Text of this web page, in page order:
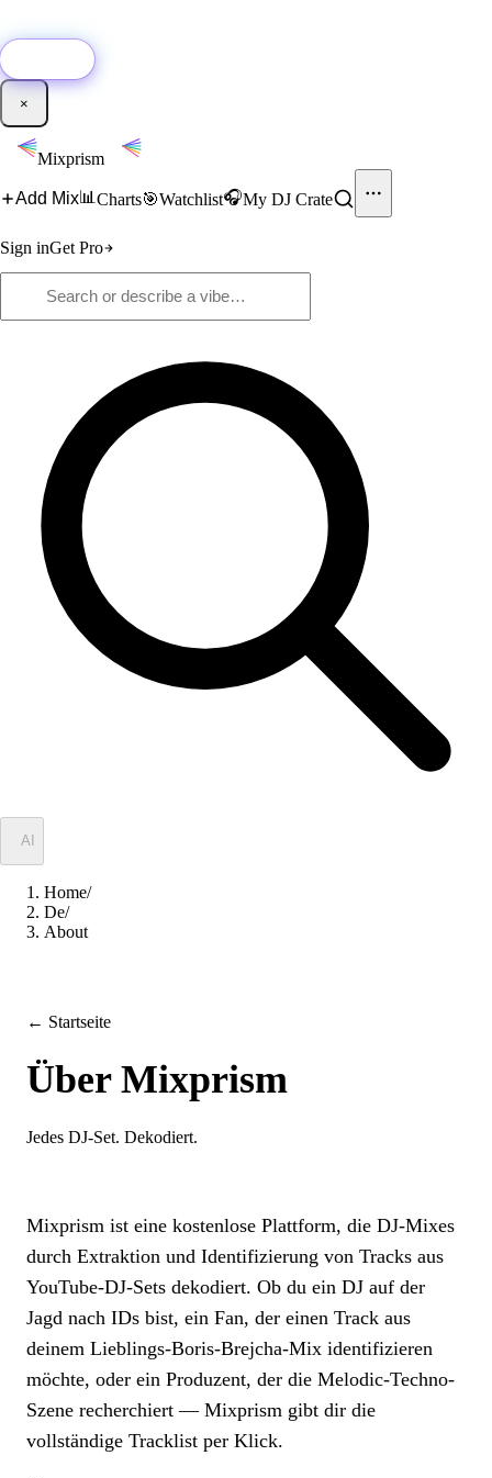
×
Mixprism
Add Mix📊 Charts🎯Watchlist🎧My DJ Crate
Sign inGet Pro
AI
Home/
De/
About
← Startseite
Über Mixprism
Jedes DJ-Set. Dekodiert.
Mixprism ist eine kostenlose Plattform, die DJ-Mixes
durch Extraktion und Identifizierung von Tracks aus
YouTube-DJ-Sets dekodiert. Ob du ein DJ auf der
Jagd nach IDs bist, ein Fan, der einen Track aus
deinem Lieblings-Boris-Brejcha-Mix identifizieren
möchte, oder ein Produzent, der die Melodic-Techno-
Szene recherchiert — Mixprism gibt dir die
vollständige Tracklist per Klick.